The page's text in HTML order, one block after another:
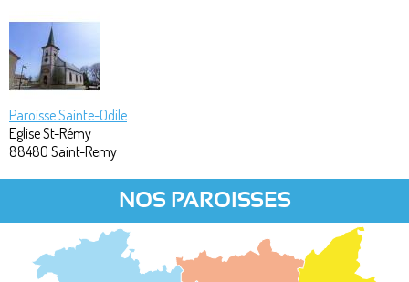
ici
Paroisse Sainte-Odile
Eglise St-Rémy
88480 Saint-Remy
NOS PAROISSES